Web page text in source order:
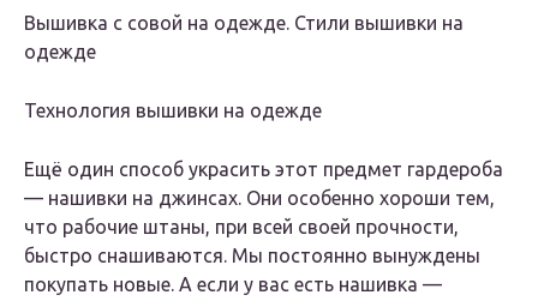
Вышивка с совой на одежде. Стили вышивки на
одежде
Технология вышивки на одежде
Ещё один способ украсить этот предмет гардероба
— нашивки на джинсах. Они особенно хороши тем,
что рабочие штаны, при всей своей прочности,
быстро снашиваются. Мы постоянно вынуждены
покупать новые. А если у вас есть нашивка —